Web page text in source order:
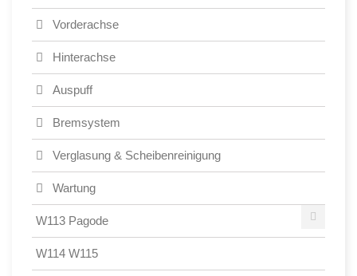
Vorderachse
Hinterachse
Auspuff
Bremsystem
Verglasung & Scheibenreinigung
Wartung
W113 Pagode
W114 W115